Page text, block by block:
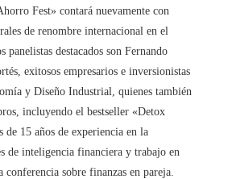
Fest» contará nuevamente con
de renombre internacional en el
destacados son Fernando
exitosos empresarios e inversionistas
y Diseño Industrial, quienes también
incluyendo el bestseller «Detox
de 15 años de experiencia en la
de inteligencia financiera y trabajo en
sobre finanzas en pareja.